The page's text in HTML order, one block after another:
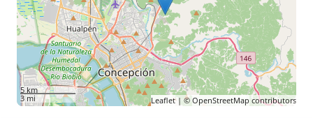
5 km
3 mi
Leaflet| © OpenStreetMap contributors